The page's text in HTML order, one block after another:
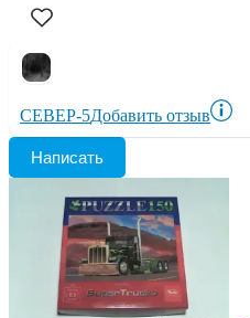
СЕВЕР-5Добавить отзыв
Написать